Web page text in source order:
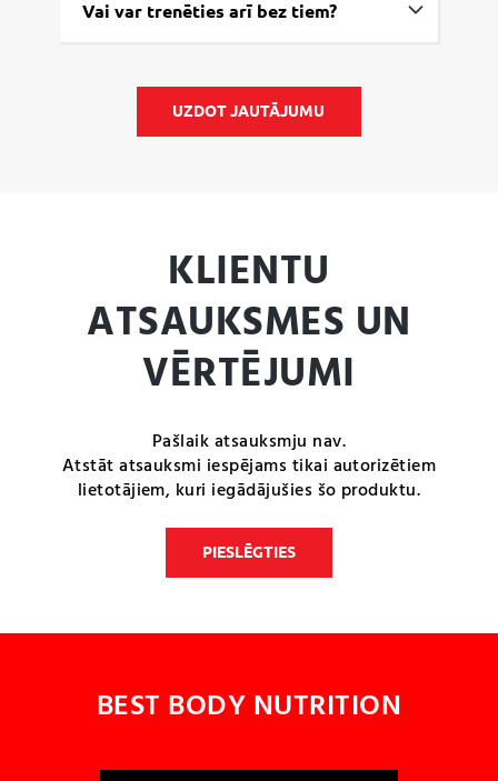
Vai var trenēties arī bez tiem?
UZDOT JAUTĀJUMU
KLIENTU
ATSAUKSMES UN
VĒRTĒJUMI
Pašlaik atsauksmju nav.
Atstāt atsauksmi iespējams tikai autorizētiem
lietotājiem, kuri iegādājušies šo produktu.
PIESLĒGTIES
BEST BODY NUTRITION